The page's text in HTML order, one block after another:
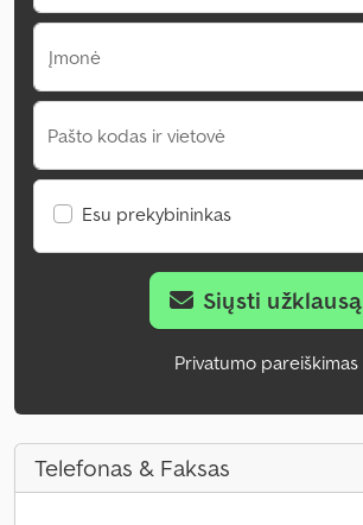
Įmonė
Pašto kodas ir vietovė
Esu prekybininkas
Siųsti užklausą
Privatumo pareiškimas
Telefonas & Faksas